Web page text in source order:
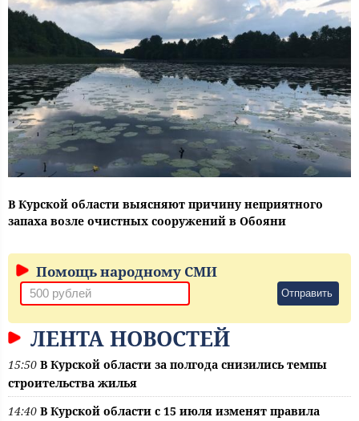
В Курской области выясняют причину неприятного
запаха возле очистных сооружений в Обояни
Помощь народному СМИ
Отправить
ЛЕНТА НОВОСТЕЙ
15:50 В Курской области за полгода снизились темпы
строительства жилья
14:40 В Курской области с 15 июля изменят правила